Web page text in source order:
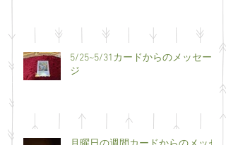
5/25~5/31カードからのメッセー
ジ